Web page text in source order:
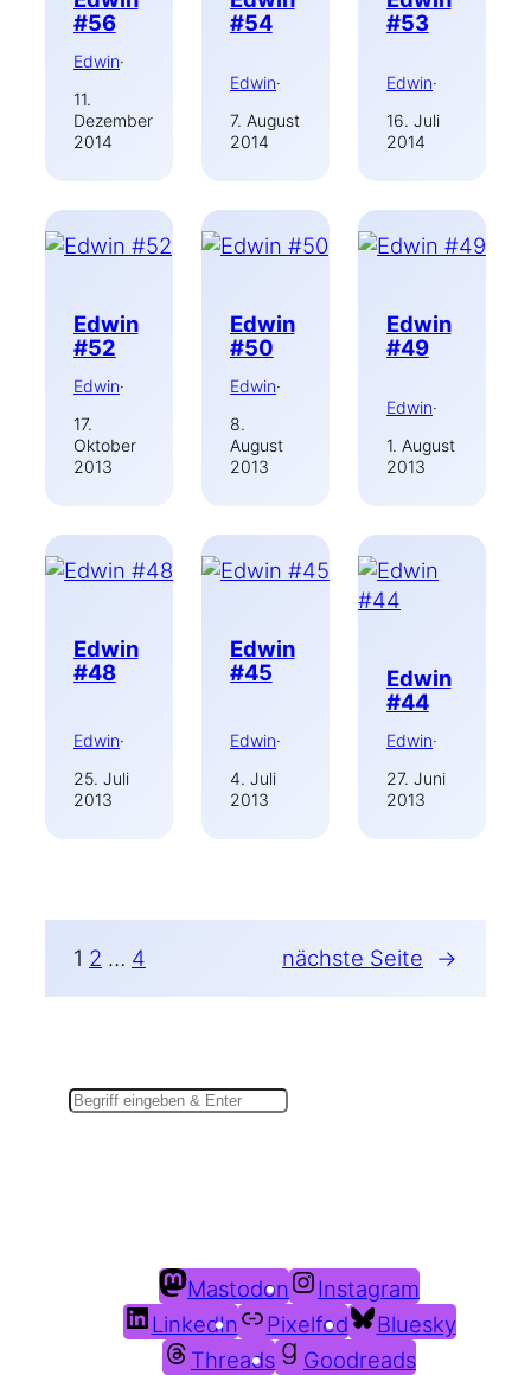
#56
Edwin·
11.
Dezember
2014
#54
Edwin·
7. August
2014
#53
Edwin·
16. Juli
2014
Edwin
#52
Edwin·
17.
Oktober
2013
Edwin
#50
Edwin·
8.
August
2013
Edwin
#49
Edwin·
1. August
2013
Edwin
#48
Edwin·
25. Juli
2013
Edwin
#45
Edwin·
4. Juli
2013
Edwin
#44
Edwin·
27. Juni
2013
1 2 … 4 nächste Seite →
Mastodon
Instagram
LinkedIn
Pixelfed
Bluesky
Threads
Goodreads